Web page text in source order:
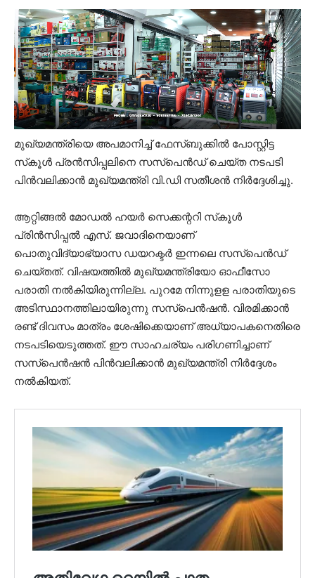
മുഖ്യമന്ത്രിയെ അപമാനിച്ച് ഫേസ്ബുക്കില്‍ പോസ്റ്റിട്ട
സ്‌കൂള്‍ പ്രന്‍സിപ്പലിനെ സസ്പെന്‍ഡ് ചെയ്ത നടപടി
പിന്‍വലിക്കാന്‍ മുഖ്യമന്ത്രി വി.ഡി സതീശന്‍ നിര്‍ദ്ദേശിച്ചു.
ആറ്റിങ്ങല്‍ മോഡല്‍ ഹയര്‍ സെക്കന്ററി സ്‌കൂള്‍
പ്രിന്‍സിപ്പല്‍ എസ്. ജവാദിനെയാണ്
പൊതുവിദ്യാഭ്യാസ ഡയറക്ടര്‍ ഇന്നലെ സസ്‌പെന്‍ഡ്
ചെയ്തത്. വിഷയത്തില്‍ മുഖ്യമന്ത്രിയോ ഓഫീസോ
പരാതി നല്‍കിയിരുന്നില്ല. പുറമേ നിന്നുളള പരാതിയുടെ
അടിസ്ഥാനത്തിലായിരുന്നു സസ്‌പെന്‍ഷന്‍. വിരമിക്കാന്‍
രണ്ട് ദിവസം മാത്രം ശേഷിക്കെയാണ് അധ്യാപകനെതിരെ
നടപടിയെടുത്തത്. ഈ സാഹചര്യം പരിഗണിച്ചാണ്
സസ്‌പെന്‍ഷന്‍ പിന്‍വലിക്കാന്‍ മുഖ്യമന്ത്രി നിര്‍ദ്ദേശം
നല്‍കിയത്.